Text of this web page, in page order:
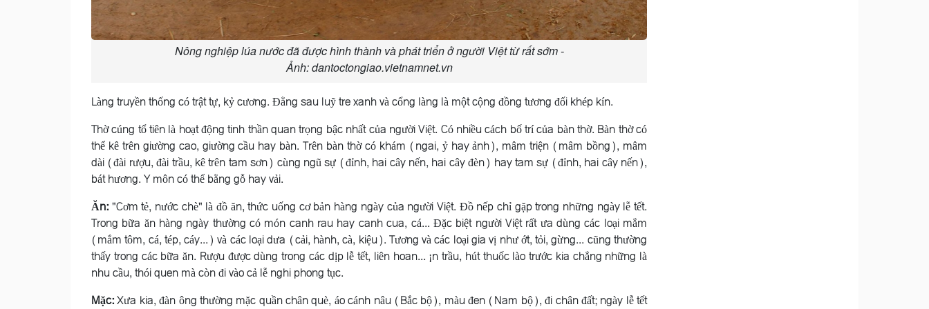
Nông nghiệp lúa nước đã được hình thành và phát triển ở người Việt từ rất sớm -
Ảnh: dantoctongiao.vietnamnet.vn
Làng truyền thống có trật tự, kỷ cương. Ðằng sau luỹ tre xanh và cổng làng là một cộng đồng tương đối khép kín.
Thờ cúng tổ tiên là hoạt động tinh thần quan trọng bậc nhất của người Việt. Có nhiều cách bố trí của bàn thờ. Bàn thờ có
thể kê trên giường cao, giường cầu hay bàn. Trên bàn thờ có khám (ngai, ỷ hay ảnh), mâm triện (mâm bồng), mâm
dài (đài rượu, đài trầu, kê trên tam sơn) cùng ngũ sự (đỉnh, hai cây nến, hai cây đèn) hay tam sự (đỉnh, hai cây nến),
bát hương. Y môn có thể bằng gỗ hay vải.
Ăn:"Cơm tẻ, nước chè" là đồ ăn, thức uống cơ bản hàng ngày của người Việt. Ðồ nếp chỉ gặp trong những ngày lễ tết.
Trong bữa ăn hàng ngày thường có món canh rau hay canh cua, cá... Ðặc biệt người Việt rất ưa dùng các loại mắm
(mắm tôm, cá, tép, cáy...) và các loại dưa (cải, hành, cà, kiệu). Tương và các loại gia vị như ớt, tỏi, gừng... cũng thường
thấy trong các bữa ăn. Rượu được dùng trong các dịp lễ tết, liên hoan... ¡n trầu, hút thuốc lào trước kia chẳng những là
nhu cầu, thói quen mà còn đi vào cả lễ nghi phong tục.
Mặc:Xưa kia, đàn ông thường mặc quần chân què, áo cánh nâu (Bắc bộ), màu đen (Nam bộ), đi chân đất; ngày lễ tết